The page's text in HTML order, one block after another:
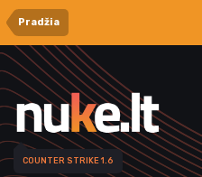
Pradžia
COUNTER STRIKE 1.6